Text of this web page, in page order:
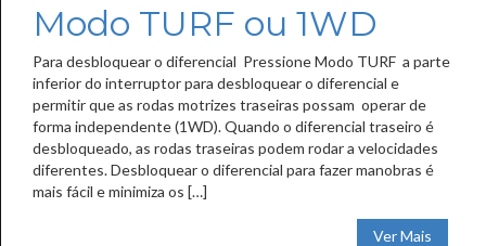
Modo TURF ou 1WD
Para desbloquear o diferencial Pressione Modo TURF a parte
inferior do interruptor para desbloquear o diferencial e
permitir que as rodas motrizes traseiras possam operar de
forma independente (1WD). Quando o diferencial traseiro é
desbloqueado, as rodas traseiras podem rodar a velocidades
diferentes. Desbloquear o diferencial para fazer manobras é
mais fácil e minimiza os […]
Ver Mais